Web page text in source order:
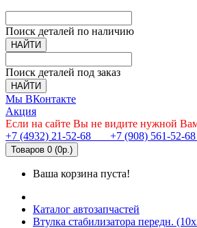
Поиск деталей по наличию
НАЙТИ
Поиск деталей под заказ
НАЙТИ
Мы ВКонтакте
Акция
Если на сайте Вы не видите нужной
+7 (4932) 21-52-68
+7 (908) 561-52-68
Товаров 0 (0р.)
Ваша корзина пуста!
Каталог автозапчастей
Втулка стабилизатора передн.